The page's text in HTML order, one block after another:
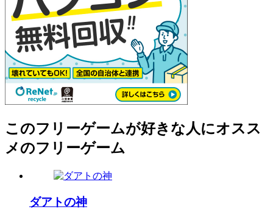
このフリーゲームが好きな人にオスス
メのフリーゲーム
ダアトの神